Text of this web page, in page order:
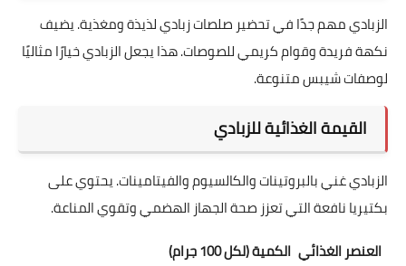
الزبادي مهم جدًا في تحضير صلصات زبادي لذيذة ومغذية. يضيف
نكهة فريدة وقوام كريمي للصوصات. هذا يجعل الزبادي خيارًا مثاليًا
لوصفات شيبس متنوعة.
القيمة الغذائية للزبادي
الزبادي غني بالبروتينات والكالسيوم والفيتامينات. يحتوي على
بكتيريا نافعة التي تعزز صحة الجهاز الهضمي وتقوي المناعة.
العنصر الغذائي الكمية (لكل 100 جرام)